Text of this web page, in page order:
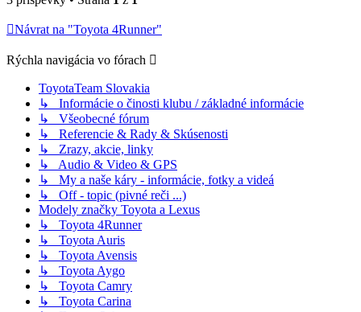
Návrat na "Toyota 4Runner"
Rýchla navigácia vo fórach
ToyotaTeam Slovakia
↳ Informácie o činosti klubu / základné informácie
↳ Všeobecné fórum
↳ Referencie & Rady & Skúsenosti
↳ Zrazy, akcie, linky
↳ Audio & Video & GPS
↳ My a naše káry - informácie, fotky a videá
↳ Off - topic (pivné reči ...)
Modely značky Toyota a Lexus
↳ Toyota 4Runner
↳ Toyota Auris
↳ Toyota Avensis
↳ Toyota Aygo
↳ Toyota Camry
↳ Toyota Carina